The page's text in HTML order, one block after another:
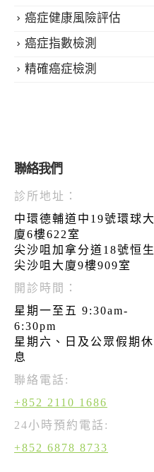
癌症健康風險評估
癌症指數檢測
精確癌症檢測
聯絡我們
診所地址：
中環德輔道中19號環球大
廈6樓622室
尖沙咀加拿分道18號恒生
尖沙咀大廈9樓909室
開診時間：
星期一至五 9:30am-
6:30pm
星期六、日及公眾假期休
息
聯絡電話:
+852 2110 1686
24小時預約電話:
+852 6878 8733